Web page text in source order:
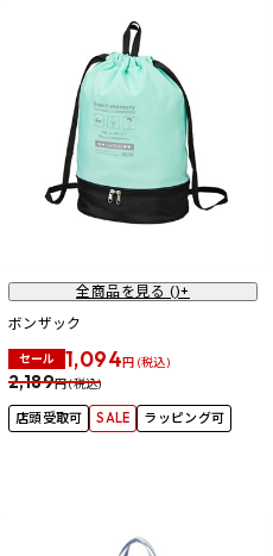
全商品を見る ()+
ボンザック
セール 1,094円 (税込)
2,189円 (税込)
店頭受取可 SALE ラッピング可